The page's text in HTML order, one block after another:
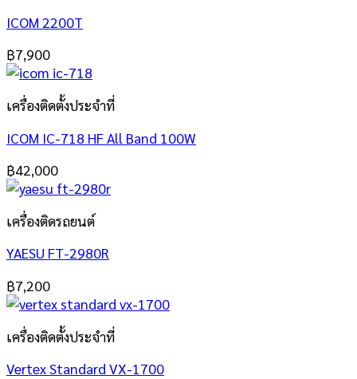
ICOM 2200T
฿7,900
เครื่องติดตั้งประจำที่
ICOM IC-718 HF All Band 100W
฿42,000
เครื่องติดรถยนต์
YAESU FT-2980R
฿7,200
เครื่องติดตั้งประจำที่
Vertex Standard VX-1700